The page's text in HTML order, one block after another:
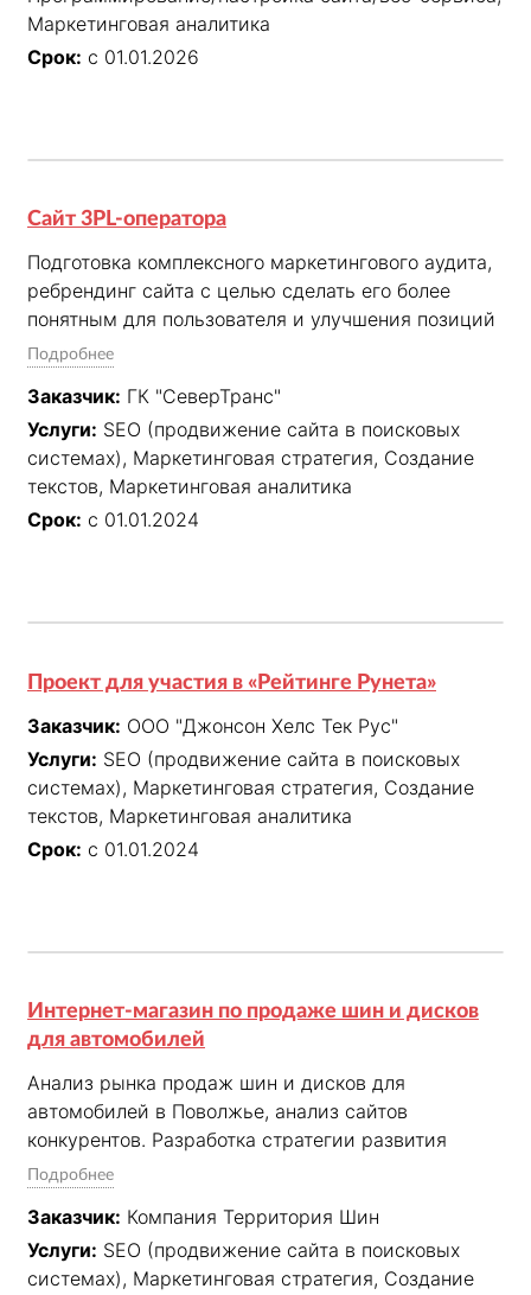
Маркетинговая аналитика
Срок: с 01.01.2026
Сайт 3PL-оператора
Подготовка комплексного маркетингового аудита,
ребрендинг сайта с целью сделать его более
понятным для пользователя и улучшения позиций
в поисковой выдачи, выполнение ежемесячных
целью достижения согласованных KPI: увеличение
видимости сайта до 50 %, 35 % охват целевой
аудитории, увеличение заявок из поисковой
выдачи не менее 2.
Подробнее
Заказчик: ГК "СеверТранс"
Услуги: SEO (продвижение сайта в поисковых
системах), Маркетинговая стратегия, Создание
текстов, Маркетинговая аналитика
Срок: с 01.01.2024
Проект для участия в «Рейтинге Рунета»
Заказчик: ООО "Джонсон Хелс Тек Рус"
Услуги: SEO (продвижение сайта в поисковых
системах), Маркетинговая стратегия, Создание
текстов, Маркетинговая аналитика
Срок: с 01.01.2024
Интернет-магазин по продаже шин и дисков
для автомобилей
Анализ рынка продаж шин и дисков для
автомобилей в Поволжье, анализ сайтов
конкурентов. Разработка стратегии развития
проекта. Подготовка рекомендаций по доработке
мероприятий по поисковому продвижению
проекта и маркетинговой аналитике согласно
утвержденного чек-листа для достижения
Подробнее
Заказчик: Компания Территория Шин
Услуги: SEO (продвижение сайта в поисковых
системах), Маркетинговая стратегия, Создание